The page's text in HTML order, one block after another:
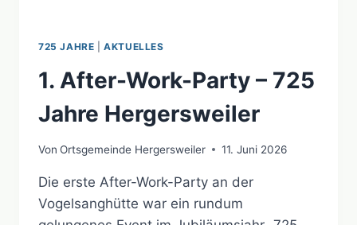
725 JAHRE |AKTUELLES
1. After-Work-Party – 725
Jahre Hergersweiler
Von Ortsgemeinde Hergersweiler 11. Juni 2026
Die erste After-Work-Party an der
Vogelsanghütte war ein rundum